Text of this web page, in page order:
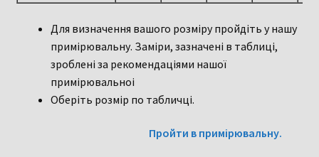
Для визначення вашого розміру пройдіть у нашу
примірювальну. Заміри, зазначені в таблиці,
зроблені за рекомендаціями нашої
примірювальноі
Оберіть розмір по табличці.
Пройти в примірювальну.